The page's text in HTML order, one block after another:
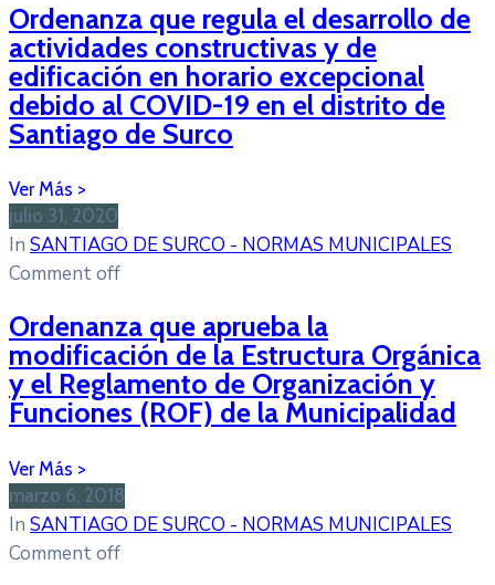
Ordenanza que regula el desarrollo de
actividades constructivas y de
edificación en horario excepcional
debido al COVID-19 en el distrito de
Santiago de Surco
julio 31, 2020
In SANTIAGO DE SURCO - NORMAS MUNICIPALES
Comment off
Ordenanza que aprueba la
modificación de la Estructura Orgánica
y el Reglamento de Organización y
Funciones (ROF) de la Municipalidad
marzo 6, 2018
In SANTIAGO DE SURCO - NORMAS MUNICIPALES
Comment off